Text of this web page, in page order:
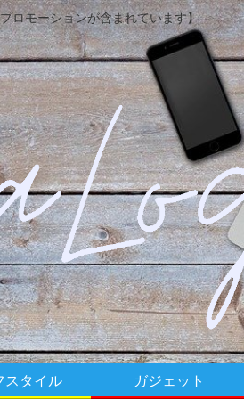
ロモーションが含まれています】
スタイル ガジェット